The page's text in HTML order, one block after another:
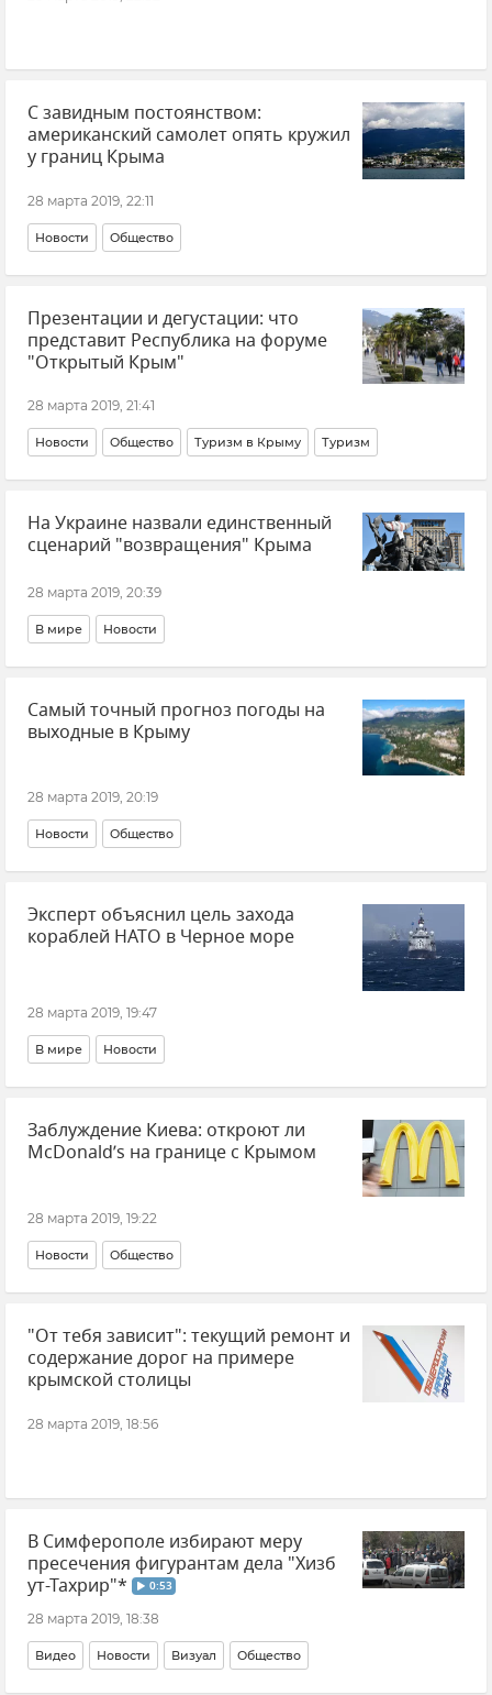
С завидным постоянством:
американский самолет опять кружил
у границ Крыма
28 марта 2019, 22:11
Новости Общество
Презентации и дегустации: что
представит Республика на форуме
"Открытый Крым"
28 марта 2019, 21:41
Новости Общество Туризм в Крыму Туризм
На Украине назвали единственный
сценарий "возвращения" Крыма
28 марта 2019, 20:39
В мире Новости
Самый точный прогноз погоды на
выходные в Крыму
28 марта 2019, 20:19
Новости Общество
Эксперт объяснил цель захода
кораблей НАТО в Черное море
28 марта 2019, 19:47
В мире Новости
Заблуждение Киева: откроют ли
McDonald’s на границе с Крымом
28 марта 2019, 19:22
Новости Общество
"От тебя зависит": текущий ремонт и
содержание дорог на примере
крымской столицы
28 марта 2019, 18:56
В Симферополе избирают меру
пресечения фигурантам дела "Хизб
ут-Тахрир"*
0:53
28 марта 2019, 18:38
Видео Новости Визуал Общество